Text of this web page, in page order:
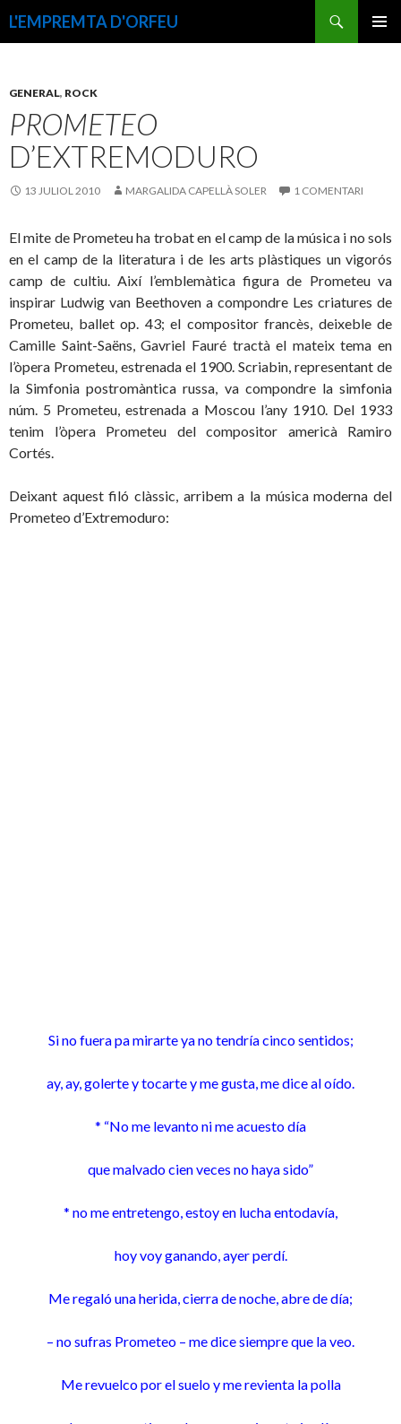
L'EMPREMTA D'ORFEU
GENERAL, ROCK
PROMETEO
D’EXTREMODURO
13 JULIOL 2010 MARGALIDA CAPELLÀ SOLER 1 COMENTARI
El mite de Prometeu ha trobat en el camp de la música i no sols
en el camp de la literatura i de les arts plàstiques un vigorós
camp de cultiu. Així l’emblemàtica figura de Prometeu va
inspirar Ludwig van Beethoven a compondre Les criatures de
Prometeu, ballet op. 43; el compositor francès, deixeble de
Camille Saint-Saëns, Gavriel Fauré tractà el mateix tema en
l’òpera Prometeu, estrenada el 1900. Scriabin, representant de
la Simfonia postromàntica russa, va compondre la simfonia
núm. 5 Prometeu, estrenada a Moscou l’any 1910. Del 1933
tenim l’òpera Prometeu del compositor americà Ramiro
Cortés.
Deixant aquest filó clàssic, arribem a la música moderna del
Prometeo d’Extremoduro:
Si no fuera pa mirarte ya no tendría cinco sentidos;
ay, ay, golerte y tocarte y me gusta, me dice al oído.
* “No me levanto ni me acuesto día
que malvado cien veces no haya sido”
* no me entretengo, estoy en lucha entodavía,
hoy voy ganando, ayer perdí.
Me regaló una herida, cierra de noche, abre de día;
– no sufras Prometeo – me dice siempre que la veo.
Me revuelco por el suelo y me revienta la polla